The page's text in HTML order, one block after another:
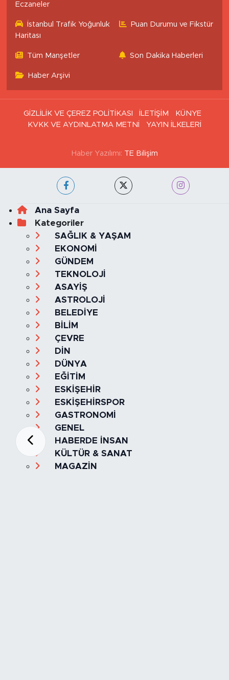
Eczaneler
İstanbul Trafik Yoğunluk
Haritası
Puan Durumu ve Fikstür
Tüm Manşetler Son Dakika Haberleri
Haber Arşivi
GİZLİLİK VE ÇEREZ POLİTİKASI İLETİŞİM
KÜNYE
KVKK VE AYDINLATMA METNİ
YAYIN İLKELERİ
Haber Yazılımı: TE Bilişim
Ana Sayfa
Kategoriler
SAĞLIK & YAŞAM
EKONOMİ
GÜNDEM
TEKNOLOJİ
ASAYİŞ
ASTROLOJİ
BELEDİYE
BİLİM
ÇEVRE
DİN
DÜNYA
EĞİTİM
ESKİŞEHİR
ESKİŞEHİRSPOR
GASTRONOMİ
GENEL
HABERDE İNSAN
KÜLTÜR & SANAT
MAGAZİN